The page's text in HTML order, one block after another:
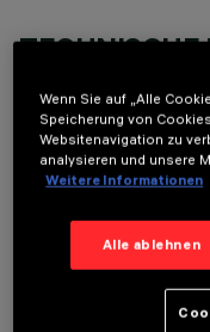
TECHNISCHE
BESCHREIBUNG
Direct light luminaire,
(Red, Green,
control and a Wall
recessed. Consists of
and an outer casing
Extruded aluminium
Wenn Sie auf „Alle
Speicherung von
Websitenavigation zu
analysieren und unsere
Weitere Informationen
Alle ablehnen